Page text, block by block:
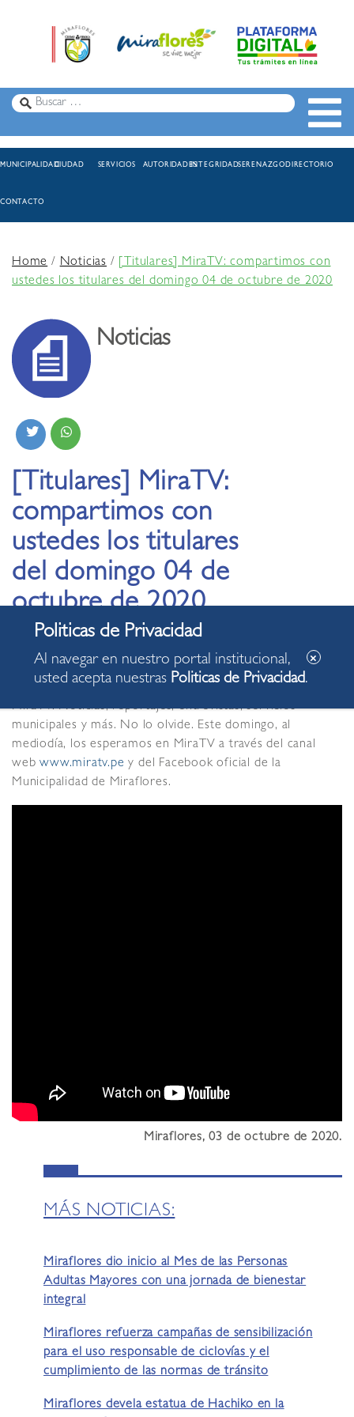
MUNICIPALIDADCIUDAD SERVICIOS AUTORIDADESINTEGRIDADSERENAZGODIRECTORIO
CONTACTO
Home/Noticias /
[Titulares] MiraTV: compartimos con
ustedes los titulares del domingo 04 de octubre de 2020
Noticias
[Titulares] MiraTV:
compartimos con
ustedes los titulares
del domingo 04 de
octubre de 2020
03.10.2020
Este domingo, al mediodía, acompáñennos en el noticiero
MiraTV. Noticias, reportajes, entrevistas, servicios
municipales y más. No lo olvide. Este domingo, al
mediodía, los esperamos en MiraTV a través del canal
webwww.miratv.pe y del Facebook oficial de la
Municipalidad de Miraflores.
Miraflores, 03 de octubre de 2020.
MÁS NOTICIAS:
Miraflores dio inicio al Mes de las Personas
Adultas Mayores con una jornada de bienestar
integral
Miraflores refuerza campañas de sensibilización
para el uso responsable de ciclovías y el
cumplimiento de las normas de tránsito
Miraflores devela estatua de Hachiko en la
Al navegar en nuestro portal institucional,
usted acepta nuestras Politicas de Privacidad.